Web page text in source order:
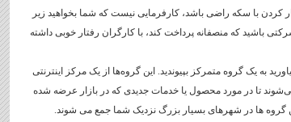
کردن با سکه راضی باشد، کارفرمایی نیست که شما بخواهید زیر
باشید که منصفانه پرداخت کند، با کارگران رفتار خوبی داشته
به یک گروه متمرکز بپیوندید. این گروه‌ها از یک مرکز اینترنتی
تا در مورد محصول یا خدمات جدیدی که در بازار عرضه شده
ها در شهرهای بسیار بزرگ نزدیک شما جمع می شوند.